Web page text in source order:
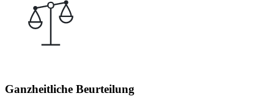
Ganzheitliche Beurteilung